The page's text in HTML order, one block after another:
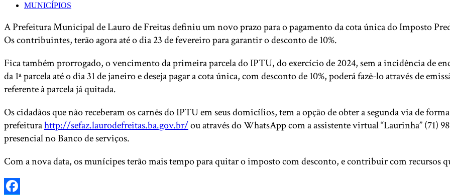
MUNICÍPIOS
A Prefeitura Municipal de Lauro de Freitas definiu um novo prazo para o pagamento da cota única do Imposto
Os contribuintes, terão agora até o dia 23 de fevereiro para garantir o desconto de 10%.
Fica também prorrogado, o vencimento da primeira parcela do IPTU, do exercício de 2024, sem a incidência de
da 1ª parcela até o dia 31 de janeiro e deseja pagar a cota única, com desconto de 10%, poderá fazê-lo através de
referente à parcela já quitada.
Os cidadãos que não receberam os carnês do IPTU em seus domicílios, tem a opção de obter a segunda via de
prefeiturahttp://sefaz.laurodefreitas.ba.gov.br/ou através do WhatsApp com a assistente virtual “Laurinha” (71)
presencial no Banco de serviços.
Com a nova data, os munícipes terão mais tempo para quitar o imposto com desconto, e contribuir com recursos